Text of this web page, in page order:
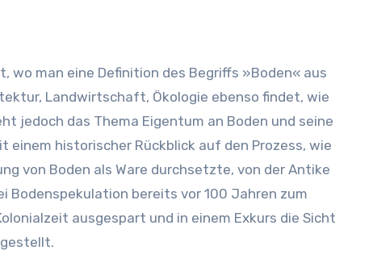
wo man eine Definition des Begriffs »Boden« aus
Landwirtschaft, Ökologie ebenso findet, wie
jedoch das Thema Eigentum an Boden und seine
einem historischer Rückblick auf den Prozess, wie
von Boden als Ware durchsetzte, von der Antike
Bodenspekulation bereits vor 100 Jahren zum
ausgespart und in einem Exkurs die Sicht